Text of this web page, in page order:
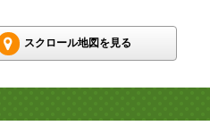
スクロール地図を見る